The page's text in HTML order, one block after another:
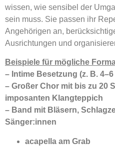
wissen, wie sensibel der
sein muss. Sie passen ihr
Angehörigen an,
Ausrichtungen und
Beispiele für mögliche
– Intime Besetzung (z. B.
– Großer Chor mit bis zu 20
imposanten Klangteppich
– Band mit Bläsern,
Sänger:innen
acapella am Grab